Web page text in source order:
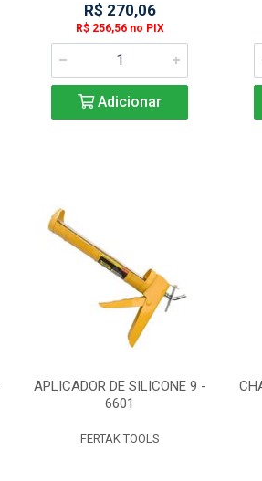
R$ 270,06
R$ 256,56 no PIX
Adicionar
APLICADOR DE SILICONE 9 -
6601
FERTAK TOOLS